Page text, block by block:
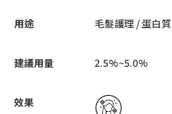
用途 毛髮護理 / 蛋白質
建議用量 2.5%~5.0%
效果